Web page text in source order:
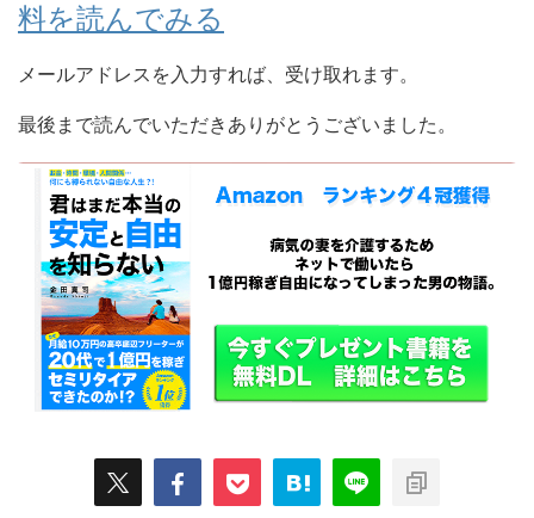
料を読んでみる
メールアドレスを入力すれば、受け取れます。
最後まで読んでいただきありがとうございました。